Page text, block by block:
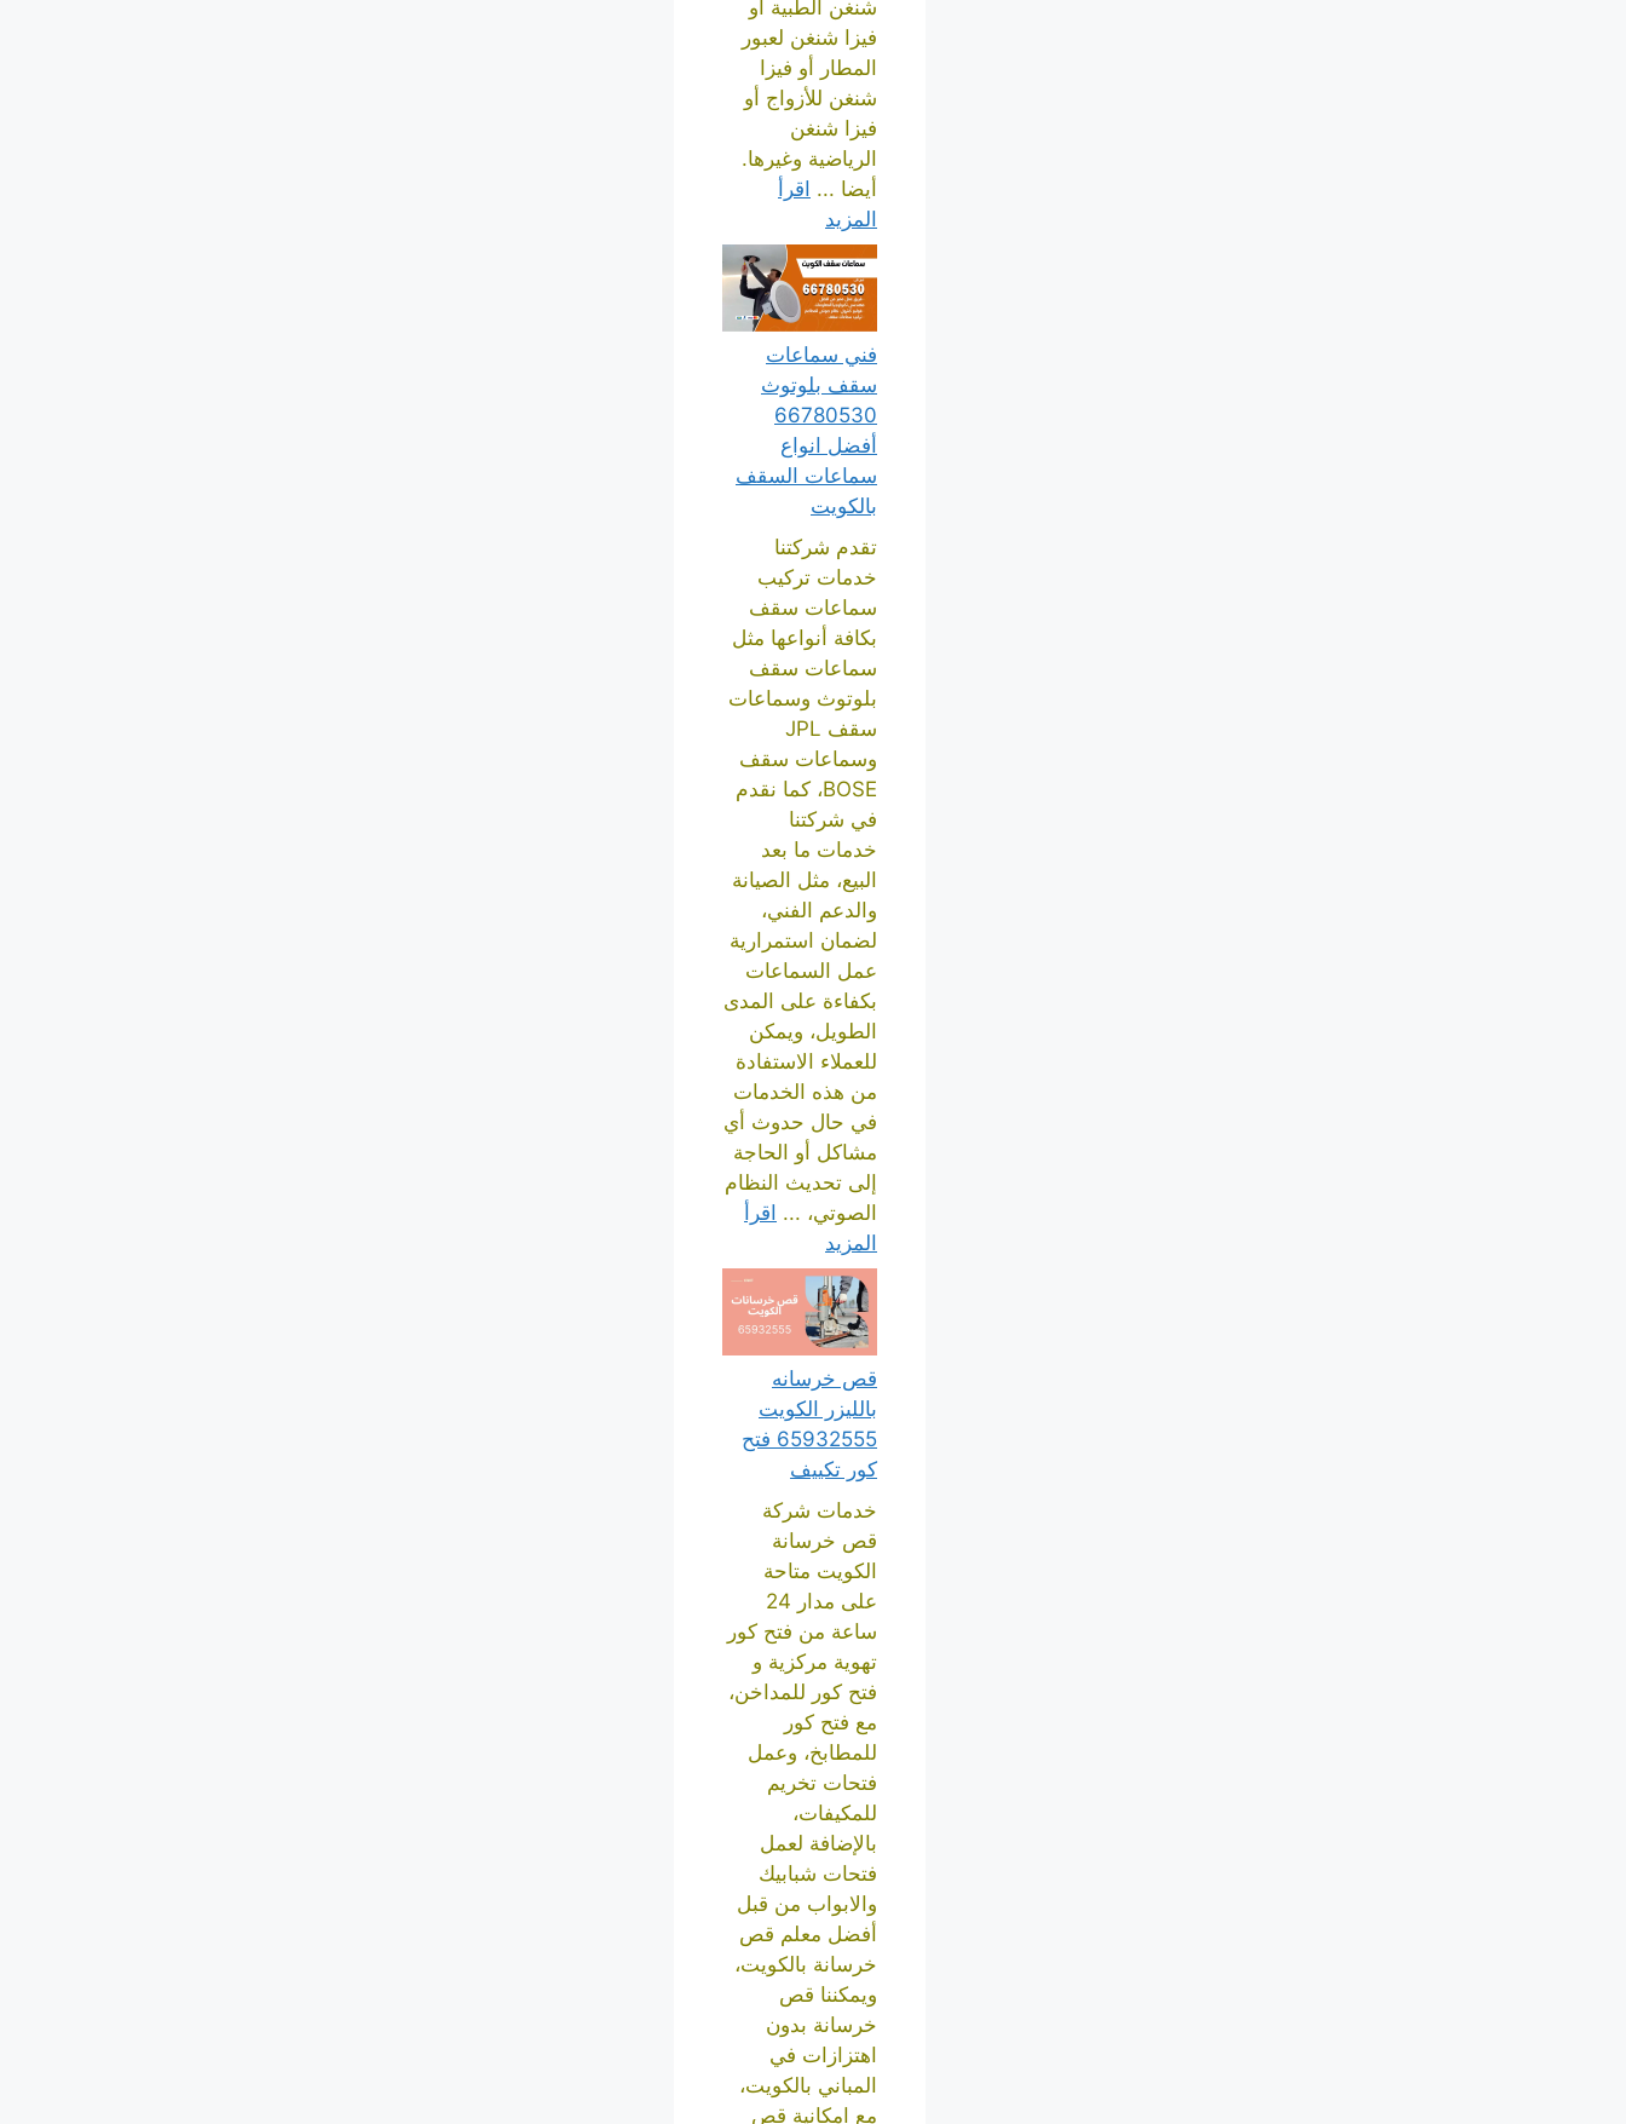
شنغن الطبية أو
فيزا شنغن لعبور
المطار أو فيزا
شنغن للأزواج أو
فيزا شنغن
الرياضية وغيرها.
أيضا ... اقرأ
المزيد
فني سماعات
سقف بلوتوث
66780530
أفضل انواع
سماعات السقف
بالكويت
تقدم شركتنا
خدمات تركيب
سماعات سقف
بكافة أنواعها مثل
سماعات سقف
بلوتوث وسماعات
سقف JPL
وسماعات سقف
BOSE، كما نقدم
في شركتنا
خدمات ما بعد
البيع، مثل الصيانة
والدعم الفني،
لضمان استمرارية
عمل السماعات
بكفاءة على المدى
الطويل، ويمكن
للعملاء الاستفادة
من هذه الخدمات
في حال حدوث أي
مشاكل أو الحاجة
إلى تحديث النظام
الصوتي، ... اقرأ
المزيد
قص خرسانه
بالليزر الكويت
65932555 فتح
كور تكييف
خدمات شركة
قص خرسانة
الكويت متاحة
على مدار 24
ساعة من فتح كور
تهوية مركزية و
فتح كور للمداخن،
مع فتح كور
للمطابخ، وعمل
فتحات تخريم
للمكيفات،
بالإضافة لعمل
فتحات شبابيك
والابواب من قبل
أفضل معلم قص
خرسانة بالكويت،
ويمكننا قص
خرسانة بدون
اهتزازات في
المباني بالكويت،
مع امكانية قص